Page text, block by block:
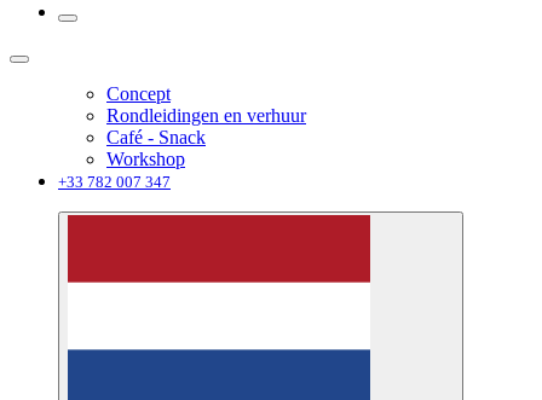
Concept
Rondleidingen en verhuur
Café - Snack
Workshop
+33 782 007 347